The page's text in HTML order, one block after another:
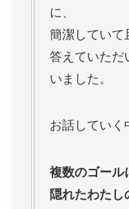
に、
簡潔していて
答えていただ
いました。
お話していく
複数のゴール
隠れたわたし